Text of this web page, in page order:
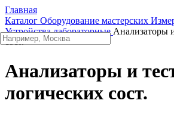
Главная
Каталог Оборудование мастерских
Устройства лабораторные Анализаторы
сост.
Анализаторы и
логических сост.